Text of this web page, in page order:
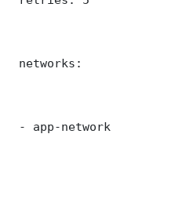
networks:
- app-network